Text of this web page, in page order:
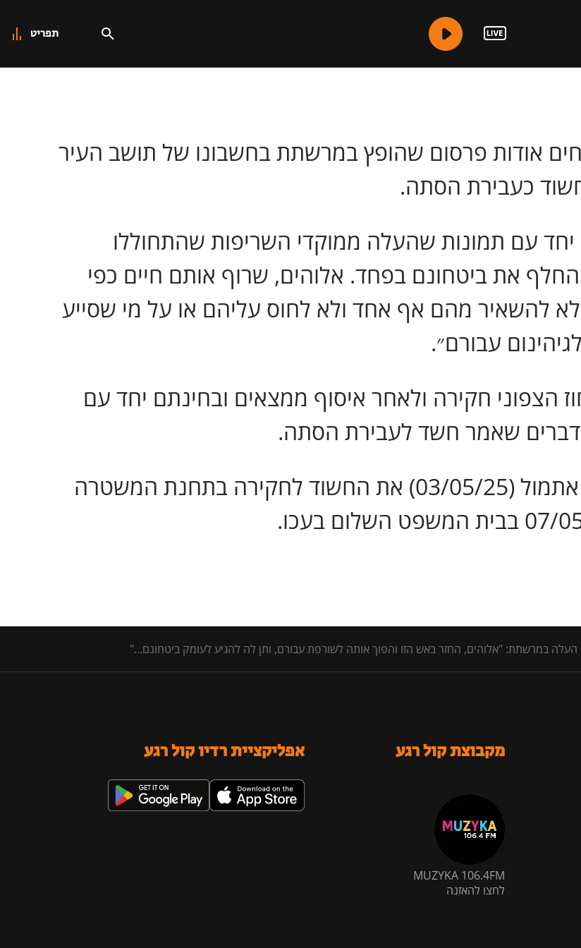
תפריט
אודות פרסום שהופץ במרשתת בחשבונו של תושב העיר
עם תמונות שהעלה ממוקדי השריפות שהתחוללו
החלף את ביטחונם בפחד. אלוהים, שרוף אותם חיים כפי
להשאיר מהם אף אחד ולא לחוס עליהם או על מי שסייע
עבורם״.
הצפוני חקירה ולאחר איסוף ממצאים ובחינתם יחד עם
בדברים שאמר חשד לעבירת הסתה.
בתוך כך, שוטרי המחוז הצפוני עצרו אתמול (03/05/25) את החשוד לחקירה בתחנת המשטרה
במרשתת: "אלוהים, החזר באש הזו והפוך אותה לשורפת עבורם, ותן לה להגיע לעומק ביטחונם…"
מקבוצת קול רגע
MUZYKA 106.4FM
לחצו להאזנה
אפליקציית רדיו קול רגע